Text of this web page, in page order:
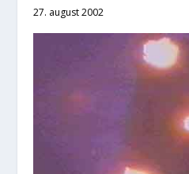
27. august 2002